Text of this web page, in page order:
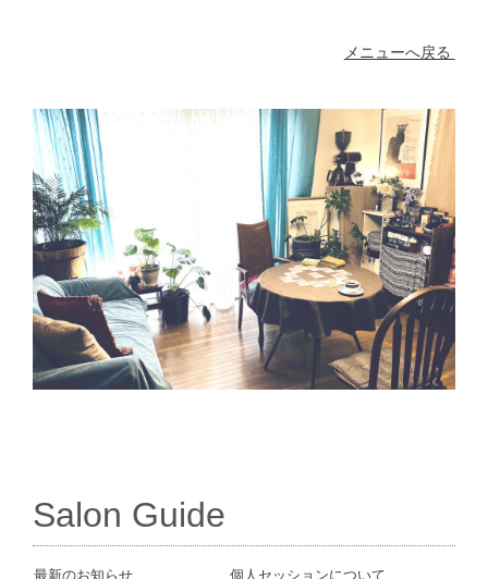
メニューへ戻る
Salon Guide
最新のお知らせ
個人セッションについて